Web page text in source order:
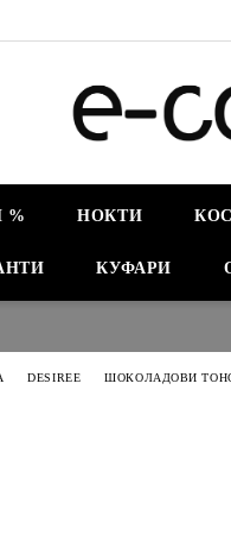
% НОКТИ
КУФАРИ
DESIREE ШОКОЛАДОВИ